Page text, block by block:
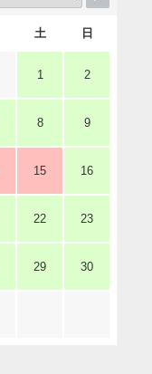
土 日
1 2
8 9
15 16
22 23
29 30